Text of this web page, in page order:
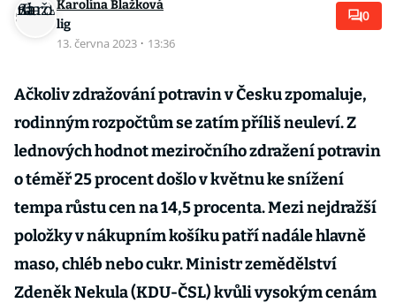
Karolína Blažková
lig
13. června 2023 · 13:36
0
Ačkoliv zdražování potravin v Česku zpomaluje,
rodinným rozpočtům se zatím příliš neuleví. Z
lednových hodnot meziročního zdražení potravin
o téměř 25 procent došlo v květnu ke snížení
tempa růstu cen na 14,5 procenta. Mezi nejdražší
položky v nákupním košíku patří nadále hlavně
maso, chléb nebo cukr. Ministr zemědělství
Zdeněk Nekula (KDU-ČSL) kvůli vysokým cenám